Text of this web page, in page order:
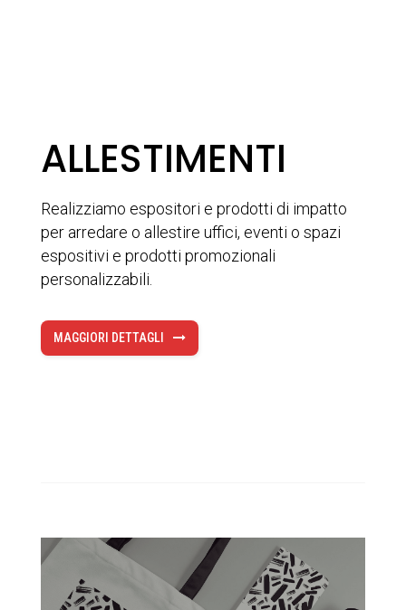
ALLESTIMENTI
Realizziamo espositori e prodotti di impatto
per arredare o allestire uffici, eventi o spazi
espositivi e prodotti promozionali
personalizzabili.
MAGGIORI DETTAGLI